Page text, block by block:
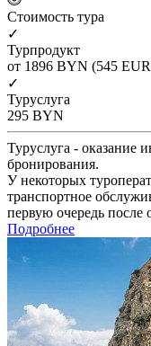
Cтоимость тура
✓
Турпродукт
от 1896 BYN (545
✓
Туруслуга
295 BYN
Туруслуга - оказание
бронирования.
У некоторых
транспортное
первую очередь после
Подробнее